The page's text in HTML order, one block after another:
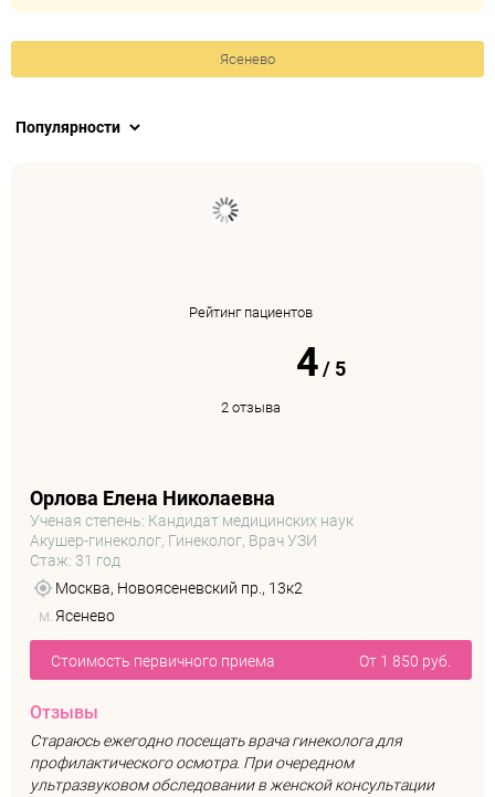
Ясенево
Рейтинг пациентов
4/5
2 отзыва
Орлова Елена Николаевна
Ученая степень: Кандидат медицинских наук
Акушер-гинеколог, Гинеколог, Врач УЗИ
Стаж: 31 год
Москва, Новоясеневский пр., 13к2
м. Ясенево
Стоимость первичного приема От 1 850 руб.
Отзывы
Стараюсь ежегодно посещать врача гинеколога для
профилактического осмотра. При очередном
ультразвуковом обследовании в женской консультации